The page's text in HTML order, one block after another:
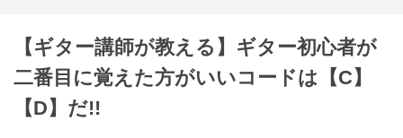
【ギター講師が教える】ギター初心者が
二番目に覚えた方がいいコードは【C】
【D】だ!!